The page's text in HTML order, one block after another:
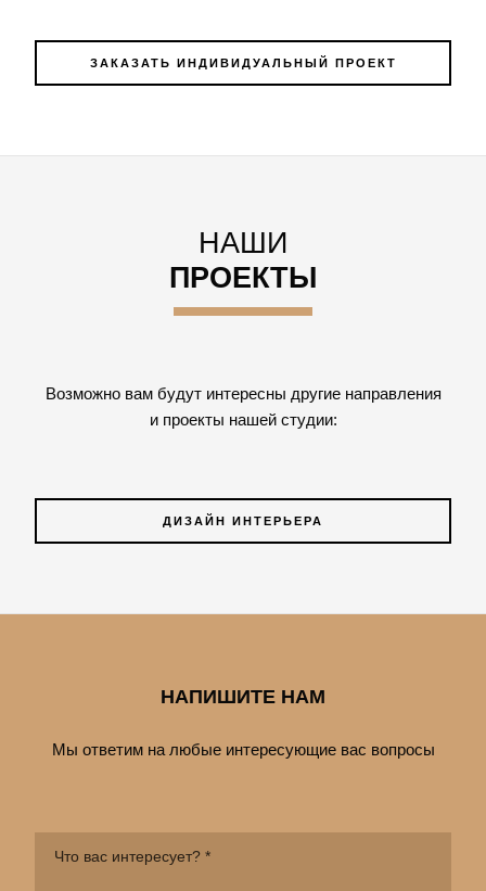
ЗАКАЗАТЬ ИНДИВИДУАЛЬНЫЙ ПРОЕКТ
НАШИ
ПРОЕКТЫ
Возможно вам будут интересны другие направления
и проекты нашей студии:
ДИЗАЙН ИНТЕРЬЕРА
НАПИШИТЕ НАМ
Мы ответим на любые интересующие вас вопросы